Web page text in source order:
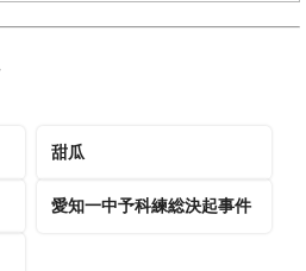
甜瓜
愛知一中予科練総決起事件